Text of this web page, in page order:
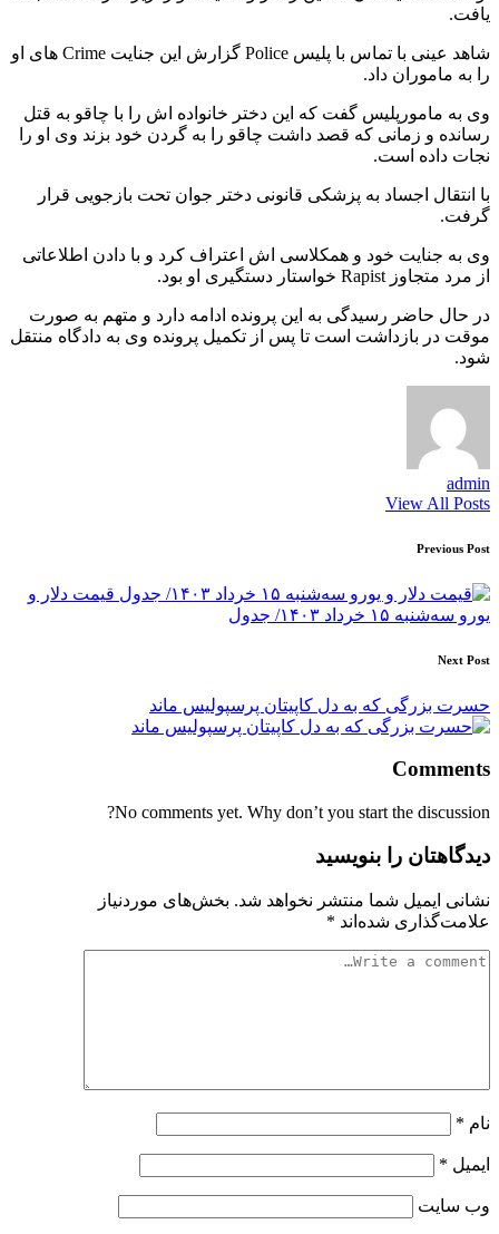
یافت.
شاهد عینی با تماس با پلیس Police گزارش این جنایت Crime های او
را به ماموران داد.
وی به مامورپلیس گفت که این دختر خانواده اش را با چاقو به قتل
رسانده و زمانی که قصد داشت چاقو را به گردن خود بزند وی او را
نجات داده است.
با انتقال اجساد به پزشکی قانونی دختر جوان تحت بازجویی قرار
گرفت.
وی به جنایت خود و همکلاسی اش اعتراف کرد و با دادن اطلاعاتی
از مرد متجاوز Rapist خواستار دستگیری او بود.
در حال حاضر رسیدگی به این پرونده ادامه دارد و متهم به صورت
موقت در بازداشت است تا پس از تکمیل پرونده وی به دادگاه منتقل
شود.
admin
View All Posts
Post
navigation
Previous Post
قیمت دلار و
یورو سه‌شنبه ۱۵ خرداد ۱۴۰۳/ جدول
Next Post
حسرت بزرگی که به دل کاپیتان پرسپولیس ماند
Comments
No comments yet. Why don’t you start the discussion?
دیدگاهتان را بنویسید
نشانی ایمیل شما منتشر نخواهد شد. بخش‌های موردنیاز
علامت‌گذاری شده‌اند *
نام *
ایمیل *
وب‌ سایت